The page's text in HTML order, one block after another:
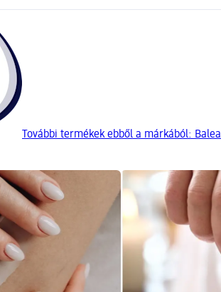
További termékek ebből a márkából: Balea